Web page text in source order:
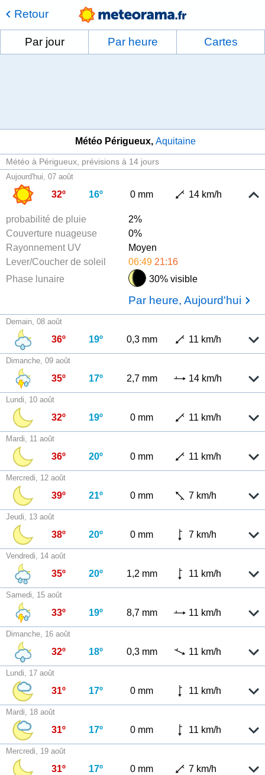
Retour
Par jour Par heure Cartes
Météo Périgueux Aquitaine
Météo à Périgueux prévisions à 14 jours
Aujourd'hui, 07 août
32º 16º 0 mm 14 km/h
probabilité de pluie
2%
Couverture nuageuse
0%
Rayonnement UV
Moyen
Lever/Coucher de soleil
06:49 21:16
Phase lunaire
30% visible
Par heure, Aujourd'hui
Demain, 08 août
36º 19º 0,3 mm 11 km/h
Dimanche, 09 août
35º 17º 2,7 mm 14 km/h
Lundi, 10 août
32º 19º 0 mm 11 km/h
Mardi, 11 août
36º 20º 0 mm 11 km/h
Mercredi, 12 août
39º 21º 0 mm 7 km/h
Jeudi, 13 août
38º 20º 0 mm 7 km/h
Vendredi, 14 août
35º 20º 1,2 mm 11 km/h
Samedi, 15 août
33º 19º 8,7 mm 11 km/h
Dimanche, 16 août
32º 18º 0,3 mm 11 km/h
Lundi, 17 août
31º 17º 0 mm 11 km/h
Mardi, 18 août
31º 17º 0 mm 11 km/h
Mercredi, 19 août
31º 17º 0 mm 7 km/h